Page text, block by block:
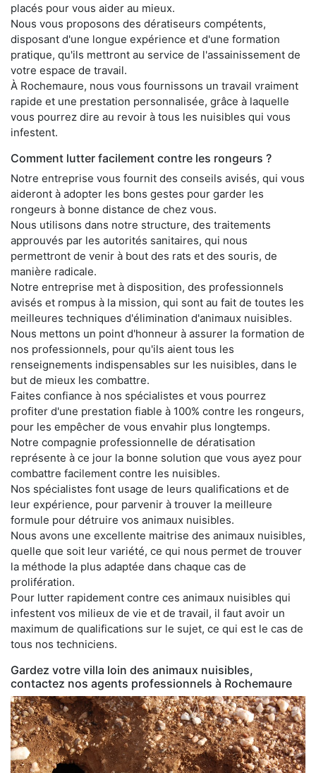
placés pour vous aider au mieux.
Nous vous proposons des dératiseurs compétents,
disposant d'une longue expérience et d'une formation
pratique, qu'ils mettront au service de l'assainissement de
votre espace de travail.
À Rochemaure, nous vous fournissons un travail vraiment
rapide et une prestation personnalisée, grâce à laquelle
vous pourrez dire au revoir à tous les nuisibles qui vous
infestent.
Comment lutter facilement contre les rongeurs ?
Notre entreprise vous fournit des conseils avisés, qui vous
aideront à adopter les bons gestes pour garder les
rongeurs à bonne distance de chez vous.
Nous utilisons dans notre structure, des traitements
approuvés par les autorités sanitaires, qui nous
permettront de venir à bout des rats et des souris, de
manière radicale.
Notre entreprise met à disposition, des professionnels
avisés et rompus à la mission, qui sont au fait de toutes les
meilleures techniques d'élimination d'animaux nuisibles.
Nous mettons un point d'honneur à assurer la formation de
nos professionnels, pour qu'ils aient tous les
renseignements indispensables sur les nuisibles, dans le
but de mieux les combattre.
Faites confiance à nos spécialistes et vous pourrez
profiter d'une prestation fiable à 100% contre les rongeurs,
pour les empêcher de vous envahir plus longtemps.
Notre compagnie professionnelle de dératisation
représente à ce jour la bonne solution que vous ayez pour
combattre facilement contre les nuisibles.
Nos spécialistes font usage de leurs qualifications et de
leur expérience, pour parvenir à trouver la meilleure
formule pour détruire vos animaux nuisibles.
Nous avons une excellente maitrise des animaux nuisibles,
quelle que soit leur variété, ce qui nous permet de trouver
la méthode la plus adaptée dans chaque cas de
prolifération.
Pour lutter rapidement contre ces animaux nuisibles qui
infestent vos milieux de vie et de travail, il faut avoir un
maximum de qualifications sur le sujet, ce qui est le cas de
tous nos techniciens.
Gardez votre villa loin des animaux nuisibles,
contactez nos agents professionnels à Rochemaure